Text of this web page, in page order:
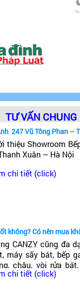
TƯ VẤN CHUNG
247 Vũ Tông Phan –
thiệu Showroom
Xuân – Hà Nội
chi tiết (click)
không? Có nên mua
CANZY cũng đa
máy sấy bát, bếp
chậu, vòi rửa
trong đó có dòng
chi tiết (click)